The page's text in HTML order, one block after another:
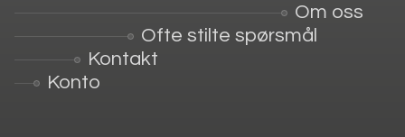
Om oss
Ofte stilte spørsmål
Kontakt
Konto